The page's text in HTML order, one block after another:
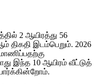
2 ஆயிரத்து 56
திகதி இடம்பெறும். 2026
இந்த 10 ஆயிரம் வீட்டுத்